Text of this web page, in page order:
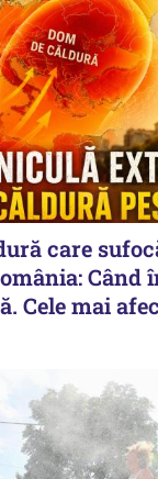
care
Când
Cele mai